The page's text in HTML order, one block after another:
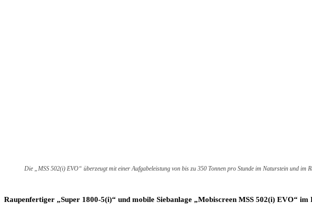
Die „MSS 502(i) EVO“ überzeugt mit einer Aufgabeleistung von bis zu 350 Tonnen pro Stunde im Naturstein und im
Raupenfertiger „Super 1800-5(i)“ und mobile Siebanlage „Mobiscreen MSS 502(i) EVO“ im